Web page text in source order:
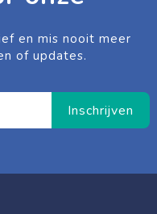
en mis nooit meer
of updates.